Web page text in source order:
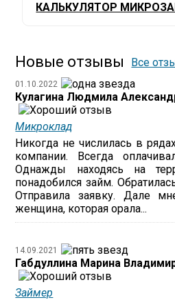
КАЛЬКУЛЯТОР
Новые отзывы Все
01.10.2022
Кулагина Людмила
Микроклад
Никогда не числилась в
компании. Всегда
Однажды находясь на
понадобился займ.
Отправила заявку. Дале
женщина, которая орала...
14.09.2021
Габдуллина Марина
Займер